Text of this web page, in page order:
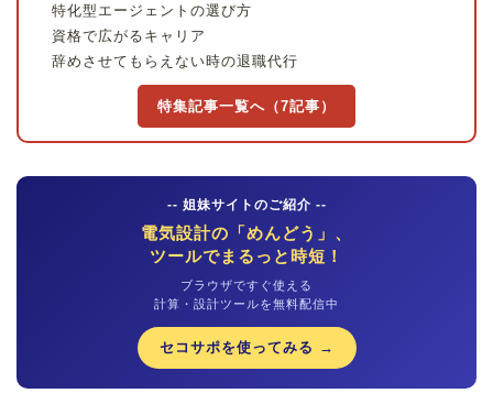
特化型エージェントの選び方
資格で広がるキャリア
辞めさせてもらえない時の退職代行
特集記事一覧へ（7記事）
-- 姐妹サイトのご紹介 --
電気設計の「めんどう」、
ツールでまるっと時短！
ブラウザですぐ使える
計算・設計ツールを無料配信中
セコサポを使ってみる →